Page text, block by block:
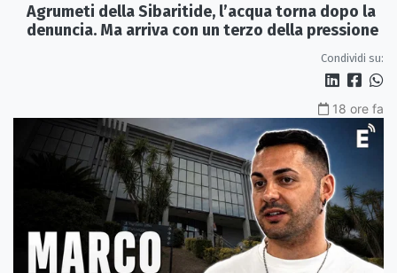
Agrumeti della Sibaritide, l’acqua torna dopo la
denuncia. Ma arriva con un terzo della pressione
Condividi su:
18 ore fa